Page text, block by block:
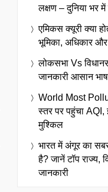
लक्षण – दुनिया भर में
एमिकस क्यूरी क्या
भूमिका, अधिकार और
लोकसभा Vs
जानकारी आसान
World Most
स्तर पर पहुंचा
मुश्किल
भारत में अंगूर का
है? जानें टॉप राज्य,
जानकारी